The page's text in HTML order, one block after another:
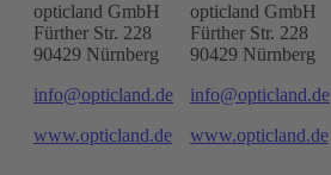
opticland GmbH
Fürther Str. 228
90429 Nürnberg
info@opticland.de
www.opticland.de
opticland GmbH
Fürther Str. 228
90429 Nürnberg
info@opticland.de
www.opticland.de